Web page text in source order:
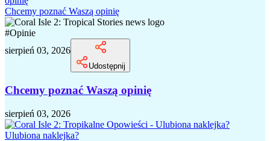
Chcemy poznać Waszą opinię
#Opinie
sierpień 03, 2026
Udostępnij
Chcemy poznać Waszą opinię
sierpień 03, 2026
Ulubiona naklejka?